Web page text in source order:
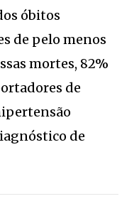
óbitos
de pelo menos
mortes, 82%
de
de